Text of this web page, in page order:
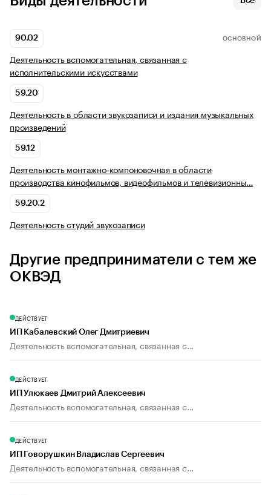
90.02 ОСНОВНОЙ
Деятельность вспомогательная, связанная с
исполнительскими искусствами
59.20
Деятельность в области звукозаписи и издания музыкальных
произведений
59.12
Деятельность монтажно-компоновочная в области
производства кинофильмов, видеофильмов и телевизионны…
59.20.2
Деятельность студий звукозаписи
Другие предприниматели с тем же
ОКВЭД
ДЕЙСТВУЕТ
ИП Кабалевский Олег Дмитриевич
Деятельность вспомогательная, связанная с...
ДЕЙСТВУЕТ
ИП Улюкаев Дмитрий Алексеевич
Деятельность вспомогательная, связанная с...
ДЕЙСТВУЕТ
ИП Говорушкин Владислав Сергеевич
Деятельность вспомогательная, связанная с...